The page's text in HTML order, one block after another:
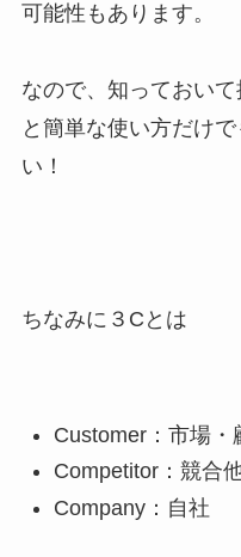
可能性もあります。
なので、知っておい
と簡単な使い方だけ
い！
ちなみに３Cとは
Customer：市場・
Competitor：競合
Company：自社